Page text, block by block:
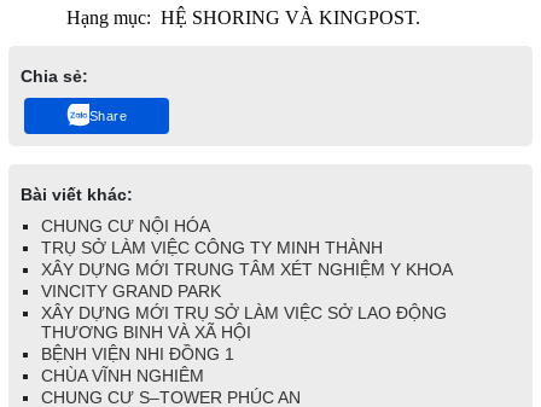
Hạng mục: HỆ SHORING VÀ KINGPOST.
Chia sẻ:
Share
Bài viết khác:
CHUNG CƯ NỘI HÓA
TRỤ SỞ LÀM VIỆC CÔNG TY MINH THÀNH
XÂY DỰNG MỚI TRUNG TÂM XÉT NGHIỆM Y KHOA
VINCITY GRAND PARK
XÂY DỰNG MỚI TRỤ SỞ LÀM VIỆC SỞ LAO ĐỘNG
THƯƠNG BINH VÀ XÃ HỘI
BỆNH VIỆN NHI ĐỒNG 1
CHÙA VĨNH NGHIÊM
CHUNG CƯ S–TOWER PHÚC AN